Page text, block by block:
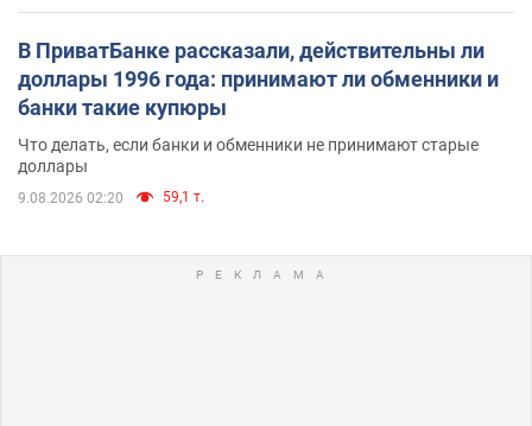
В ПриватБанке рассказали, действительны ли
доллары 1996 года: принимают ли обменники и
банки такие купюры
Что делать, если банки и обменники не принимают старые
доллары
9.08.2026 02:20 59,1 т.